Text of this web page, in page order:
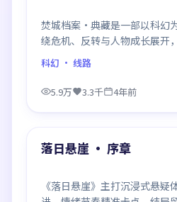
焚城档案·典藏是一部以科幻
绕危机、反转与人物成长展开
推荐观看。
科幻 · 线路
5.9万 3.3千 4年前
最新
落日悬崖 · 序章
《落日悬崖》主打沉浸式悬疑